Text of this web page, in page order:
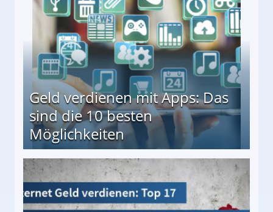
Geld verdienen mit Apps: Das
sind die 10 besten
Möglichkeiten
besten Möglichkeiten